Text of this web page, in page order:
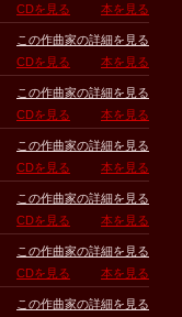
CDを見る
本を見る
この作曲家の詳細を見る
CDを見る
本を見る
この作曲家の詳細を見る
CDを見る
本を見る
この作曲家の詳細を見る
CDを見る
本を見る
この作曲家の詳細を見る
CDを見る
本を見る
この作曲家の詳細を見る
CDを見る
本を見る
この作曲家の詳細を見る